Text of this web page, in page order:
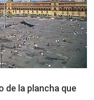
de la plancha que